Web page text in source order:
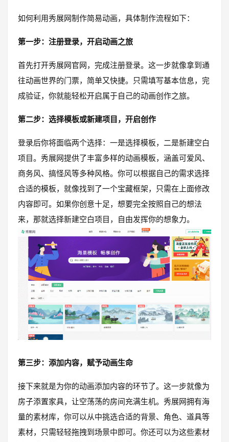
如何利用秀展网制作简易动画，具体制作流程如下：
第一步：注册登录，开启动画之旅
首先打开秀展网官网，完成注册登录。这一步就像拿到通
往动画世界的门票，简单又快捷。只需填写基本信息，完
成验证，你就能轻松开启属于自己的动画创作之旅。
第二步：选择模板或新建项目，开启创作
登录后你将面临两个选择：一是选择模板，二是新建空白
项目。秀展网提供了丰富多样的动画模板，涵盖可爱风、
商务风、搞怪风等多种风格。你可以根据自己的需求选择
合适的模板，就像找到了一个宝藏框架，只需在上面修改
内容即可。如果你创意十足，想要完全按照自己的想法
来，那就选择新建空白项目，自由发挥你的想象力。
第三步：添加内容，赋予动画生命
接下来就是为你的动画添加内容的环节了。这一步就像为
房子添置家具，让空荡荡的房间充满生机。秀展网拥有海
量的素材库，你可以从中挑选合适的背景、角色、道具等
素材，只需轻轻拖拽到场景中即可。你还可以为这些素材